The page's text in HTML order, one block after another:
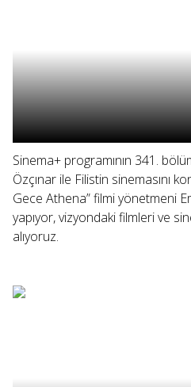
Sinema+ programının 341.
Özçınar ile Filistin sinemasını
Gece Athena” filmi yönetmeni
yapıyor, vizyondaki filmleri ve
alıyoruz.